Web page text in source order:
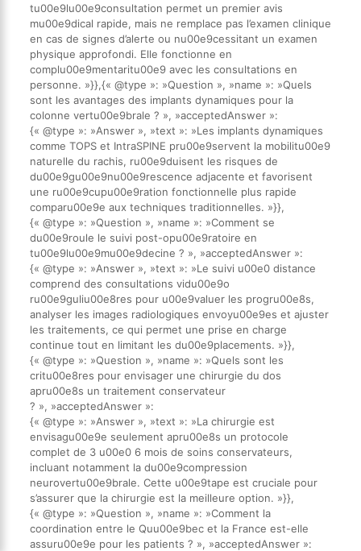
tu00e9lu00e9consultation permet un premier avis
mu00e9dical rapide, mais ne remplace pas l’examen clinique
en cas de signes d’alerte ou nu00e9cessitant un examen
physique approfondi. Elle fonctionne en
complu00e9mentaritu00e9 avec les consultations en
personne. »}},{« @type »: »Question », »name »: »Quels
sont les avantages des implants dynamiques pour la
colonne vertu00e9brale ? », »acceptedAnswer »:
{« @type »: »Answer », »text »: »Les implants dynamiques
comme TOPS et IntraSPINE pru00e9servent la mobilitu00e9
naturelle du rachis, ru00e9duisent les risques de
du00e9gu00e9nu00e9rescence adjacente et favorisent
une ru00e9cupu00e9ration fonctionnelle plus rapide
comparu00e9e aux techniques traditionnelles. »}},
{« @type »: »Question », »name »: »Comment se
du00e9roule le suivi post-opu00e9ratoire en
tu00e9lu00e9mu00e9decine ? », »acceptedAnswer »:
{« @type »: »Answer », »text »: »Le suivi u00e0 distance
comprend des consultations vidu00e9o
ru00e9guliu00e8res pour u00e9valuer les progru00e8s,
analyser les images radiologiques envoyu00e9es et ajuster
les traitements, ce qui permet une prise en charge
continue tout en limitant les du00e9placements. »}},
{« @type »: »Question », »name »: »Quels sont les
critu00e8res pour envisager une chirurgie du dos
apru00e8s un traitement conservateur
? », »acceptedAnswer »:
{« @type »: »Answer », »text »: »La chirurgie est
envisagu00e9e seulement apru00e8s un protocole
complet de 3 u00e0 6 mois de soins conservateurs,
incluant notamment la du00e9compression
neurovertu00e9brale. Cette u00e9tape est cruciale pour
s’assurer que la chirurgie est la meilleure option. »}},
{« @type »: »Question », »name »: »Comment la
coordination entre le Quu00e9bec et la France est-elle
assuru00e9e pour les patients ? », »acceptedAnswer »: